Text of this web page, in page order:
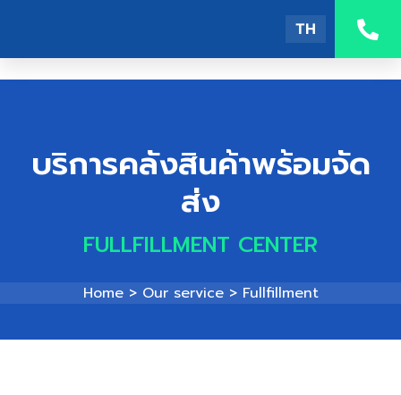
TH
บริการคลังสินค้าพร้อมจัด
ส่ง
FULLFILLMENT CENTER
Home> Our service > Fullfillment